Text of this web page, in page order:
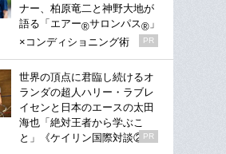
ナー、柏原竜二と神野大地が
語る「エアー®サロンパス® 」
×コンディショニング術
PR
世界の頂点に君臨し続けるオ
ランダの超人ハリー・ラブレ
イセンと日本のエースの太田
海也「絶対王者から学ぶこ
と」《ケイリン国際対談②》
PR